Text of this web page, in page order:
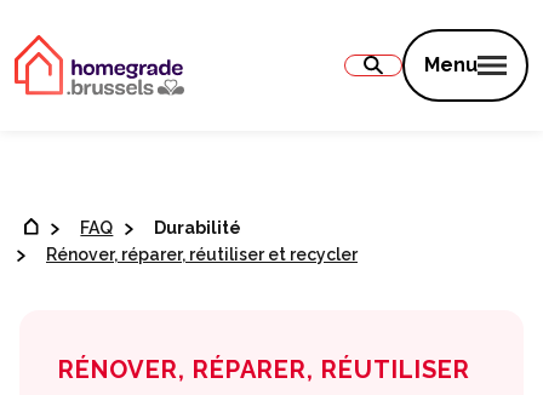
Menu
FAQ
Durabilité
Rénover, réparer, réutiliser et recycler
RÉNOVER, RÉPARER, RÉUTILISER